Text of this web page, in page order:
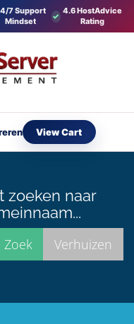
7 Support
Mindset
4.6 HostAdvice
Rating
View Cart
zoeken naar